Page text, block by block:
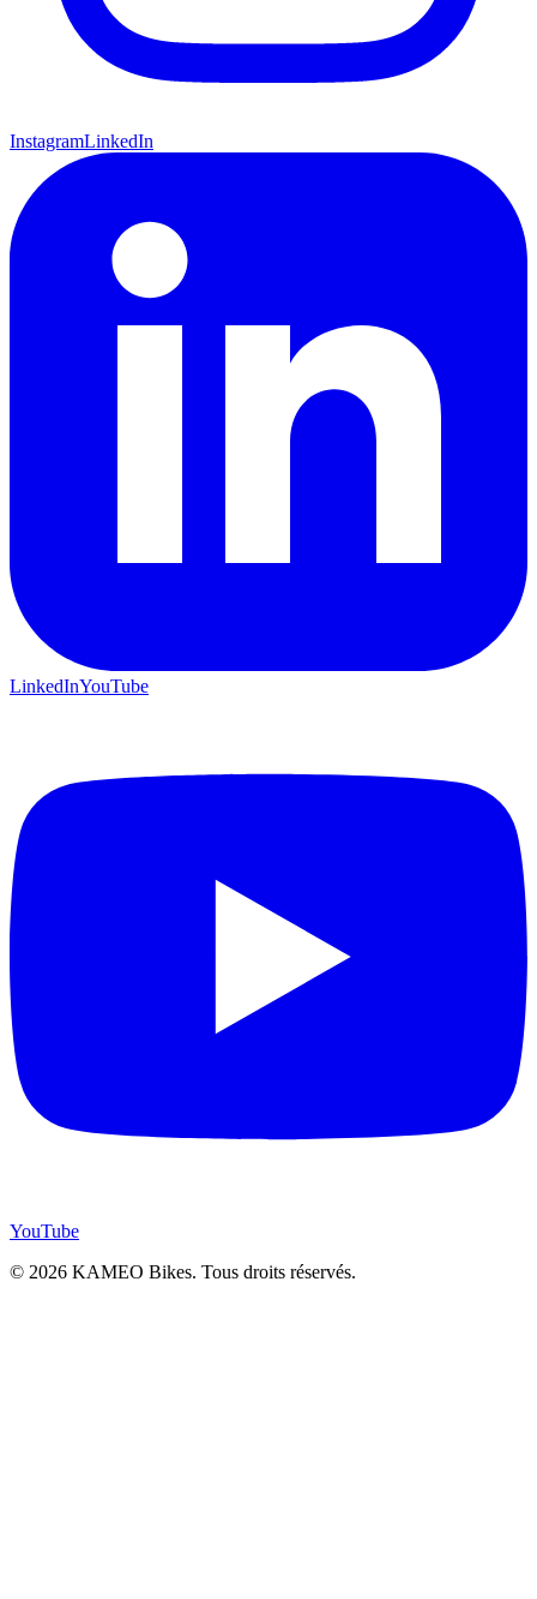
InstagramLinkedIn
LinkedInYouTube
YouTube
© 2026 KAMEO Bikes. Tous droits réservés.